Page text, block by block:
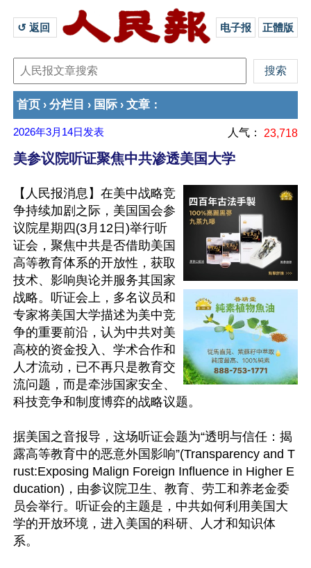
↺ 返回 电子报 正體版
首页 › 分栏目 › 国际 › 文章 ：
2026年3月14日 发表 人气： 23,718
美参议院听证聚焦中共渗透美国大学
【人民报消息】在美中战略竞
争持续加剧之际，美国国会参
议院星期四(3月12日)举行听
证会，聚焦中共是否借助美国
高等教育体系的开放性，获取
技术、影响舆论并服务其国家
战略。听证会上，多名议员和
专家将美国大学描述为美中竞
争的重要前沿，认为中共对美
高校的资金投入、学术合作和
人才流动，已不再只是教育交
流问题，而是牵涉国家安全、
科技竞争和制度博弈的战略议题。
据美国之音报导，这场听证会题为“透明与信任：揭
露高等教育中的恶意外国影响”(Transparency and T
rust:Exposing Malign Foreign Influence in Higher E
ducation)，由参议院卫生、教育、劳工和养老金委
员会举行。听证会的主题是，中共如何利用美国大
学的开放环境，进入美国的科研、人才和知识体
系。